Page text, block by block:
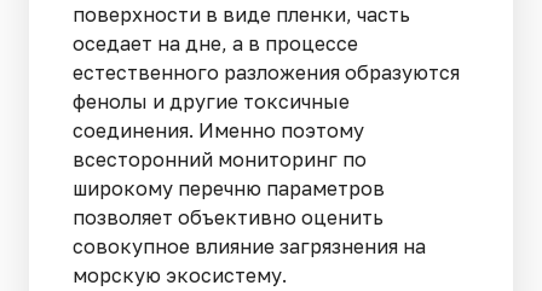
поверхности в виде пленки, часть
оседает на дне, а в процессе
естественного разложения образуются
фенолы и другие токсичные
соединения. Именно поэтому
всесторонний мониторинг по
широкому перечню параметров
позволяет объективно оценить
совокупное влияние загрязнения на
морскую экосистему.